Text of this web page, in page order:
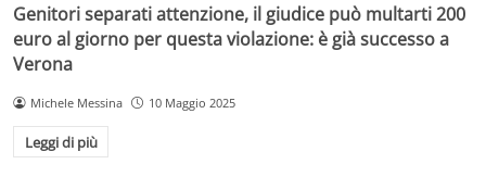
Genitori separati attenzione, il giudice può multarti 200
euro al giorno per questa violazione: è già successo a
Verona
Michele Messina 10 Maggio 2025
Leggi di più